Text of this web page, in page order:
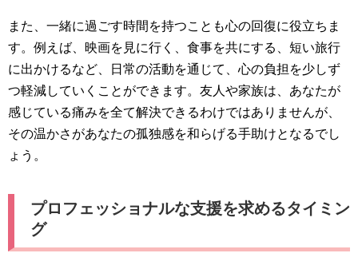
また、一緒に過ごす時間を持つことも心の回復に役立ちま
す。例えば、映画を見に行く、食事を共にする、短い旅行
に出かけるなど、日常の活動を通じて、心の負担を少しず
つ軽減していくことができます。友人や家族は、あなたが
感じている痛みを全て解決できるわけではありませんが、
その温かさがあなたの孤独感を和らげる手助けとなるでし
ょう。
プロフェッショナルな支援を求めるタイミン
グ